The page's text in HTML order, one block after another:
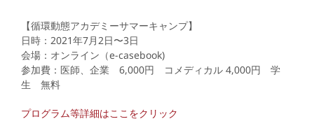
【循環動態アカデミーサマーキャンプ】
日時：2021年7月2日〜3日
会場：オンライン（e-casebook)
参加費：医師、企業 6,000円 コメディカル 4,000円 学
生 無料
プログラム等詳細はここをクリック